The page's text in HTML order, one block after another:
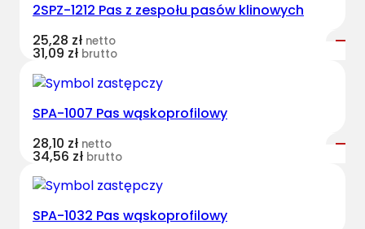
2SPZ-1212 Pas z zespołu pasów klinowych
25,28 zł netto
31,09 zł brutto
SPA-1007 Pas wąskoprofilowy
28,10 zł netto
34,56 zł brutto
SPA-1032 Pas wąskoprofilowy